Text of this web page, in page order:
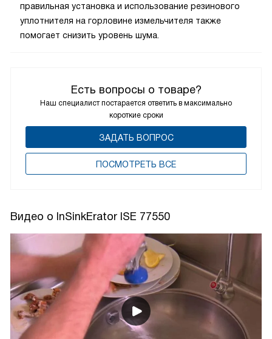
Есть вопросы о товаре?
Наш специалист постарается ответить в максимально
короткие сроки
ЗАДАТЬ ВОПРОС
ПОCМОТРЕТЬ ВСЕ
правильная установка и использование резинового
уплотнителя на горловине измельчителя также
помогает снизить уровень шума.
Видео о InSinkErator ISE 77550